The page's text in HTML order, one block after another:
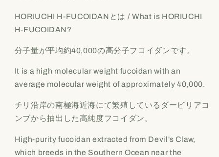
HORIUCHI H-FUCOIDAN とは / What is HORIUCHI
H-FUCOIDAN?
分子量が平均約40,000の高分子フコイダンです。
It is a high molecular weight fucoidan with an
average molecular weight of approximately 40,000.
チリ沿岸の南極海近海にて繁殖しているダービリアコ
ンブから抽出した高純度フコイダン。
High-purity fucoidan extracted from Devil's Claw,
which breeds in the Southern Ocean near the